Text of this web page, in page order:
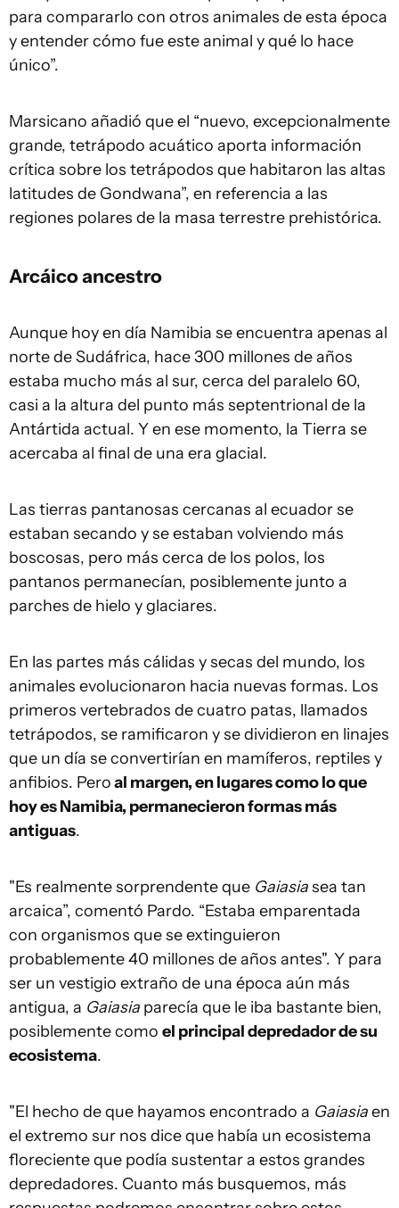
para compararlo con otros animales de esta época
y entender cómo fue este animal y qué lo hace
único”.
Marsicano añadió que el “nuevo, excepcionalmente
grande, tetrápodo acuático aporta información
crítica sobre los tetrápodos que habitaron las altas
latitudes de Gondwana”, en referencia a las
regiones polares de la masa terrestre prehistórica.
Arcáico ancestro
Aunque hoy en día Namibia se encuentra apenas al
norte de Sudáfrica, hace 300 millones de años
estaba mucho más al sur, cerca del paralelo 60,
casi a la altura del punto más septentrional de la
Antártida actual. Y en ese momento, la Tierra se
acercaba al final de una era glacial.
Las tierras pantanosas cercanas al ecuador se
estaban secando y se estaban volviendo más
boscosas, pero más cerca de los polos, los
pantanos permanecían, posiblemente junto a
parches de hielo y glaciares.
En las partes más cálidas y secas del mundo, los
animales evolucionaron hacia nuevas formas. Los
primeros vertebrados de cuatro patas, llamados
tetrápodos, se ramificaron y se dividieron en linajes
que un día se convertirían en mamíferos, reptiles y
anfibios. Peroal margen, en lugares como lo que
hoy es Namibia, permanecieron formas más
antiguas.
"Es realmente sorprendente que Gaiasiasea tan
arcaica”, comentó Pardo. “Estaba emparentada
con organismos que se extinguieron
probablemente 40 millones de años antes". Y para
ser un vestigio extraño de una época aún más
antigua, a Gaiasia parecía que le iba bastante bien,
posiblemente como el principal depredador de su
ecosistema.
"El hecho de que hayamos encontrado a Gaiasiaen
el extremo sur nos dice que había un ecosistema
floreciente que podía sustentar a estos grandes
depredadores. Cuanto más busquemos, más